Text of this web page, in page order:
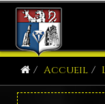
Accueil